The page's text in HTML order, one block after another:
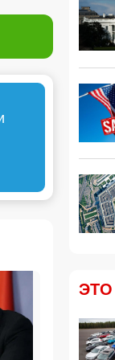
В
СМИ:
Миру
Анна